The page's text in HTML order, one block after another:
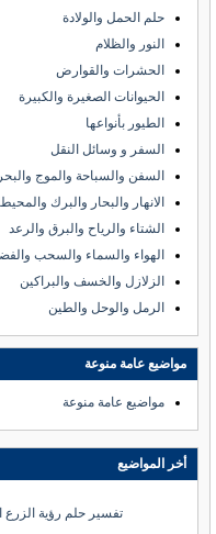
حلم الحمل والولادة
النور والظلام
الحشرات والقوارض
الحيوانات الصغيرة والكبيرة
الطيور بأنواعها
السفر و وسائل النقل
السفن والسباحة والموج والبحر
الانهار والبحار والبرك
الشتاء والرياح والبرق والرعد
الهواء والسماء والسحب
الزلازل والخسف والبراكين
الرمل والوحل والطين
مواضيع عامة منوعة
مواضيع عامة منوعة
أخر المواضيع
تفسير حلم رؤية